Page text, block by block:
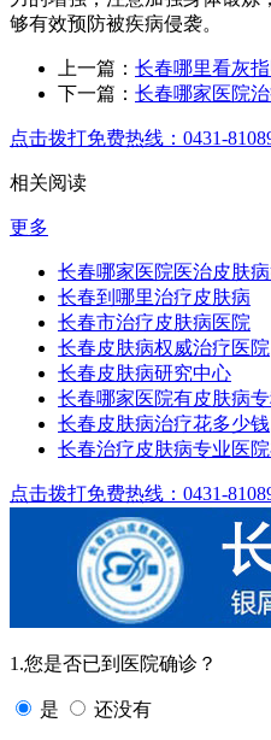
够有效预防被疾病侵袭。
上一篇： 长春哪里看灰
下一篇： 长春哪家医院
点击拨打免费热线：0431-
相关阅读
更多
长春哪家医院医治皮肤
长春到哪里治疗皮肤病
长春市治疗皮肤病医院
长春皮肤病权威治疗医院
长春皮肤病研究中心
长春哪家医院有皮肤病
长春皮肤病治疗花多少钱
长春治疗皮肤病专业医
点击拨打免费热线：0431-
1.您是否已到医院确诊？
是 还没有